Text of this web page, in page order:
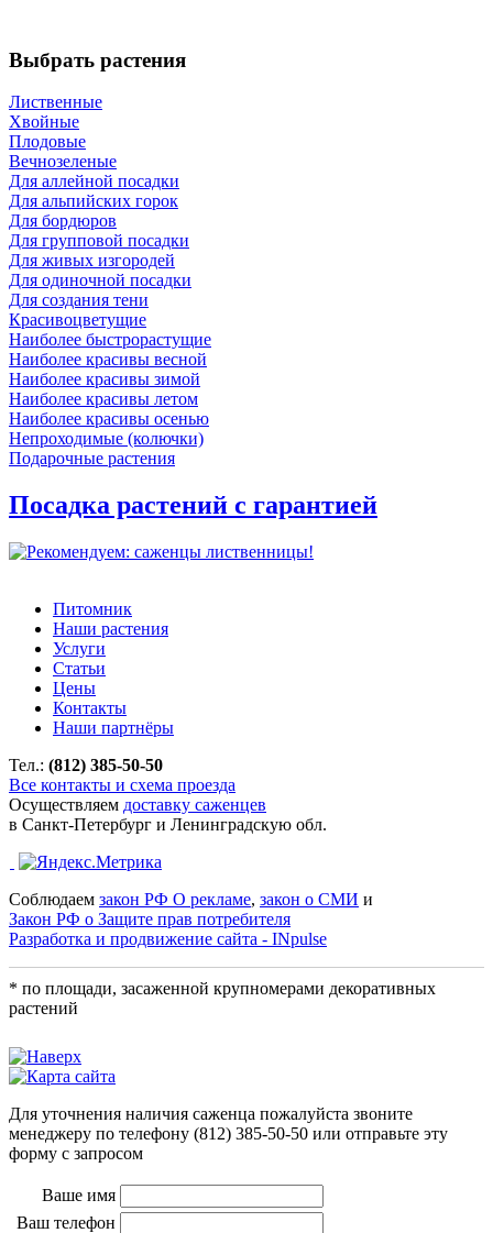
Выбрать растения
Лиственные
Хвойные
Плодовые
Вечнозеленые
Для аллейной посадки
Для альпийских горок
Для бордюров
Для групповой посадки
Для живых изгородей
Для одиночной посадки
Для создания тени
Красивоцветущие
Наиболее быстрорастущие
Наиболее красивы весной
Наиболее красивы зимой
Наиболее красивы летом
Наиболее красивы осенью
Непроходимые (колючки)
Подарочные растения
Посадка растений с гарантией
Питомник
Наши растения
Услуги
Статьи
Цены
Контакты
Наши партнёры
Тел.: (812) 385-50-50
Все контакты и схема проезда
Осуществляем доставку саженцев
в Санкт-Петербург и Ленинградскую обл.
Соблюдаем закон РФ О рекламе, закон о СМИ и
Закон РФ о Защите прав потребителя
Разработка и продвижение сайта - INpulse
* по площади, засаженной крупномерами декоративных
растений
Для уточнения наличия саженца пожалуйста звоните
менеджеру по телефону (812) 385-50-50 или отправьте эту
форму с запросом
Ваше имя
Ваш телефон